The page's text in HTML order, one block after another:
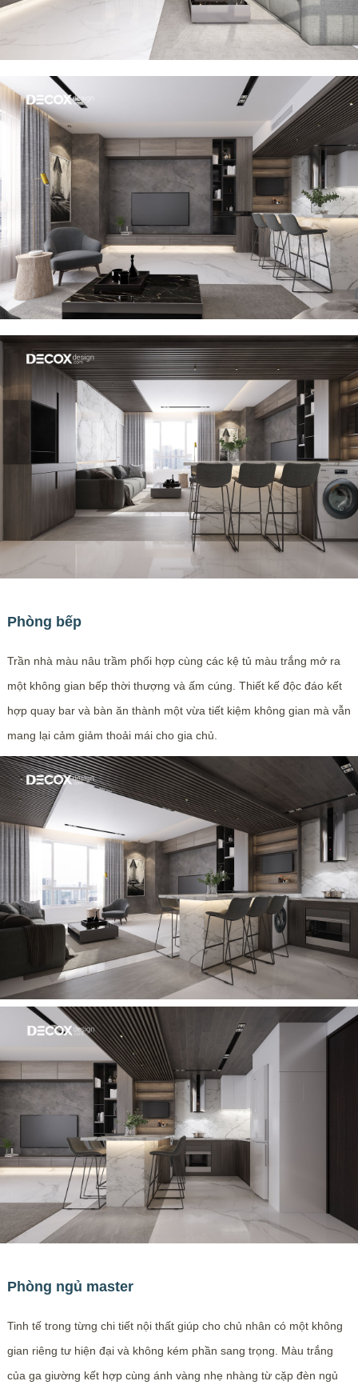
Phòng bếp
Trần nhà màu nâu trầm phối hợp cùng các kệ tủ màu trắng mở ra
một không gian bếp thời thượng và ấm cúng. Thiết kế độc đáo kết
hợp quay bar và bàn ăn thành một vừa tiết kiệm không gian mà vẫn
mang lại cảm giảm thoải mái cho gia chủ.
Phòng ngủ master
Tinh tế trong từng chi tiết nội thất giúp cho chủ nhân có một không
gian riêng tư hiện đại và không kém phần sang trọng. Màu trắng
của ga giường kết hợp cùng ánh vàng nhẹ nhàng từ cặp đèn ngủ